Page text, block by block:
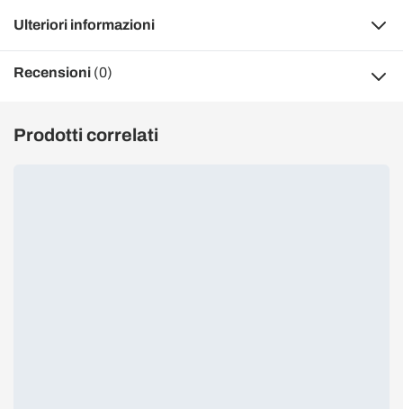
Ulteriori informazioni
Recensioni (0)
Prodotti correlati